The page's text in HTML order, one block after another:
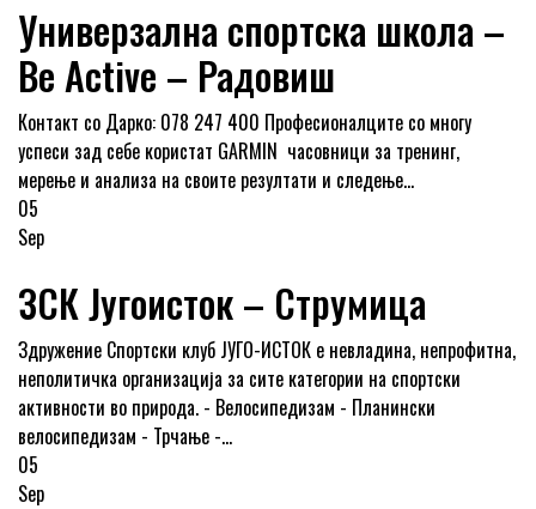
Универзална спортска школа –
Be Active – Радовиш
Контакт со Дарко: 078 247 400 Професионалците со многу
успеси зад себе користат GARMIN часовници за тренинг,
мерење и анализа на своите резултати и следење...
05
Sep
ЗСК Југоисток – Струмица
Здружение Спортски клуб ЈУГО-ИСТОК е невладина, непрофитна,
неполитичка организација за сите категории на спортски
активности во природа. - Велосипедизам - Планински
велосипедизам - Трчање -...
05
Sep